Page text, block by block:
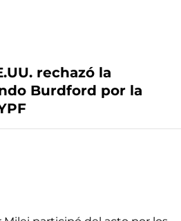
rechazó la
Burdford por la